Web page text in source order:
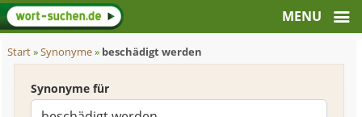
Start»Synonyme» beschädigt werden
Synonyme für